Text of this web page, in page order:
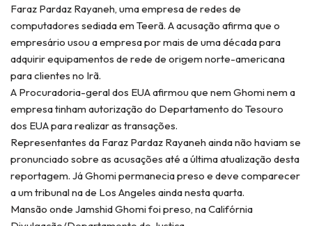
Faraz Pardaz Rayaneh, uma empresa de redes de
computadores sediada em Teerã. A acusação afirma que o
empresário usou a empresa por mais de uma década para
adquirir equipamentos de rede de origem norte-americana
para clientes no Irã.
A Procuradoria-geral dos EUA afirmou que nem Ghomi nem a
empresa tinham autorização do Departamento do Tesouro
dos EUA para realizar as transações.
Representantes da Faraz Pardaz Rayaneh ainda não haviam se
pronunciado sobre as acusações até a última atualização desta
reportagem. Já Ghomi permanecia preso e deve comparecer
a um tribunal na de Los Angeles ainda nesta quarta.
Mansão onde Jamshid Ghomi foi preso, na Califórnia